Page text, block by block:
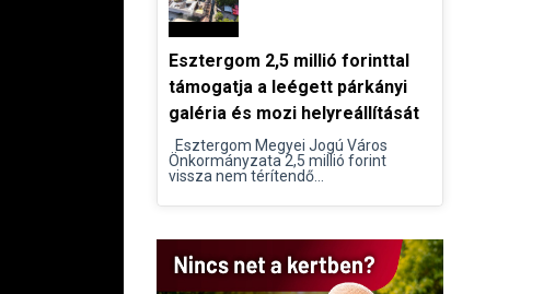
Esztergom 2,5 millió forinttal
támogatja a leégett párkányi
galéria és mozi helyreállítását
Esztergom Megyei Jogú Város
Önkormányzata 2,5 millió forint
vissza nem térítendő...